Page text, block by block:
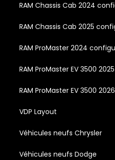
RAM Chassis Cab 2024
RAM Chassis Cab 2025
RAM ProMaster 2024
RAM ProMaster EV 3500
RAM ProMaster EV 3500
VDP Layout
Véhicules neufs Chrysler
Véhicules neufs Dodge